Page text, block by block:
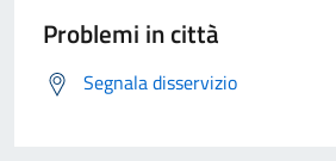
Problemi in città
Segnala disservizio